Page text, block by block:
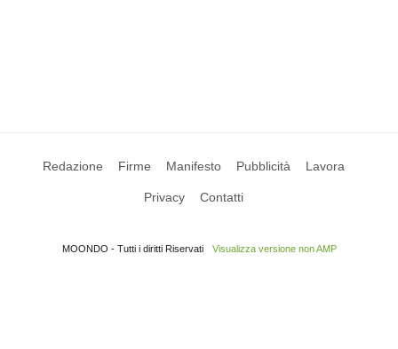
Redazione Firme Manifesto Pubblicità Lavora
Privacy Contatti
MOONDO - Tutti i diritti Riservati Visualizza versione non AMP